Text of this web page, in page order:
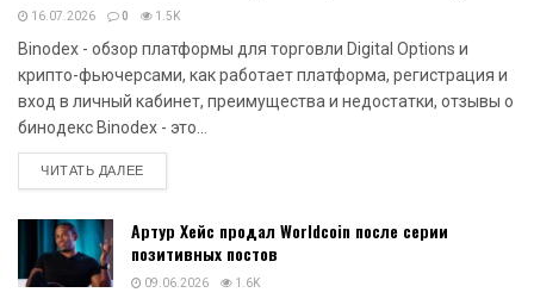
16.07.2026 0 1.5K
Binodex - обзор платформы для торговли Digital Options и
крипто-фьючерсами, как работает платформа, регистрация и
вход в личный кабинет, преимущества и недостатки, отзывы о
бинодекс Binodex - это...
ЧИТАТЬ ДАЛЕЕDETAILS
Артур Хейс продал Worldcoin после серии
позитивных постов
09.06.2026 1.6K